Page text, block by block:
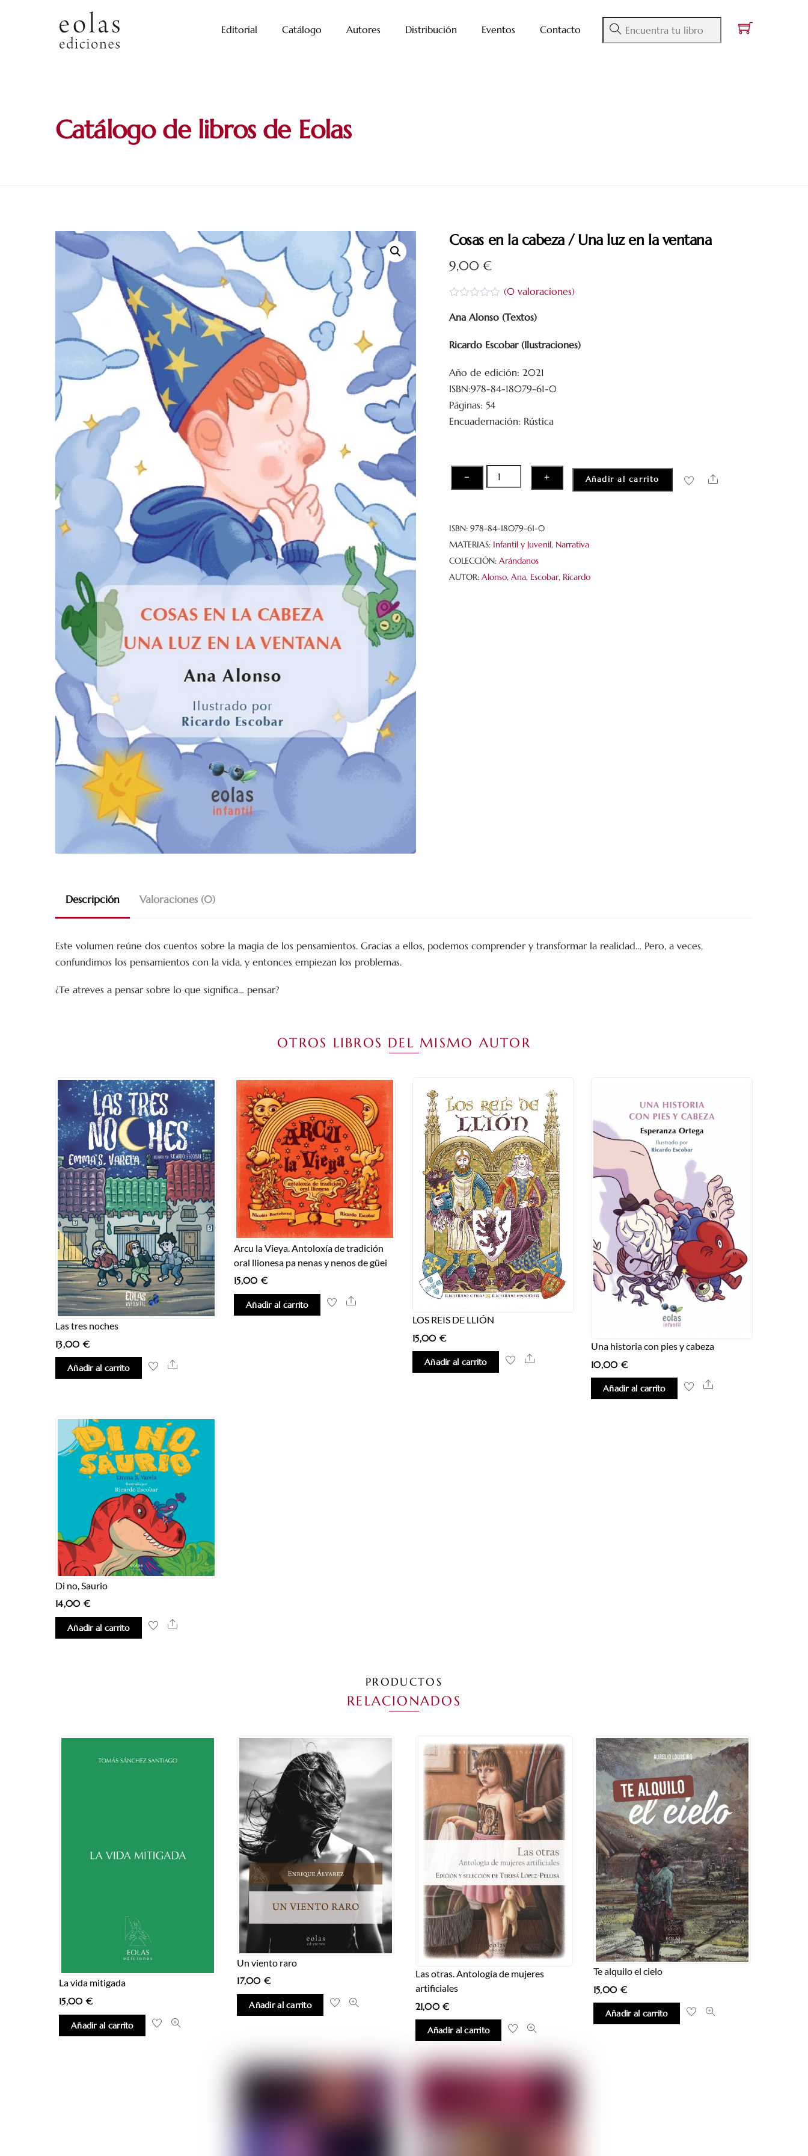
Editorial Catálogo Autores Distribución Eventos Contacto
Catálogo de libros de Eolas
Cosas en la cabeza / Una luz en la ventana
9,00€
a
r
o
c
o
n
0
d
(0valoraciones)
Ana Alonso (Textos)
Ricardo Escobar (Ilustraciones)
Año de edición: 2021
ISBN:978-84-18079-61-0
Páginas: 54
Encuadernación: Rústica
−
Cosas
en
Una
+ Añadir al carrito Share
ISBN:978-84-18079-61-0
MATERIAS: Infantil y Juvenil, Narrativa
COLECCIÓN:Arándanos
AUTOR:Alonso, Ana, Escobar, Ricardo
Descripción Valoraciones (0)
Este volumen reúne dos cuentos sobre la magia de los pensamientos. Gracias a ellos, podemos comprender y transformar la realidad… Pero, a veces,
confundimos los pensamientos con la vida, y entonces empiezan los problemas.
¿Te atreves a pensar sobre lo que significa… pensar?
OTROS LIBROS DEL MISMO AUTOR
Las tres noches
13,00 €
Añadir al carrito Share
Arcu la Vieya. Antoloxía de tradición
oral llionesa pa nenas y nenos de güei
15,00 €
Añadir al carrito Share
LOS REIS DE LLIÓN
15,00 €
Añadir al carrito Share
Una historia con pies y cabeza
10,00 €
Añadir al carrito Share
Di no, Saurio
14,00 €
Añadir al carrito Share
PRODUCTOS
RELACIONADOS
La vida mitigada
15,00 €
Añadir al carrito
Un viento raro
17,00€
Añadir al carrito
Las otras. Antología de mujeres
artificiales
21,00€
Añadir al carrito
Te alquilo el cielo
15,00 €
Añadir al carrito